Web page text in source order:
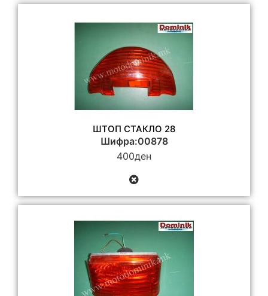
ШТОП СТАКЛО 28
Шифра:00878
400ден